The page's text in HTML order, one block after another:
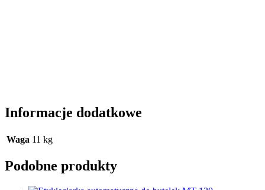
Informacje dodatkowe
Waga 11 kg
Podobne produkty